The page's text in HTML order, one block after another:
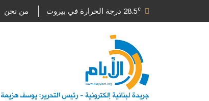
28.5c درجة الحرارة في بيروت من نحن